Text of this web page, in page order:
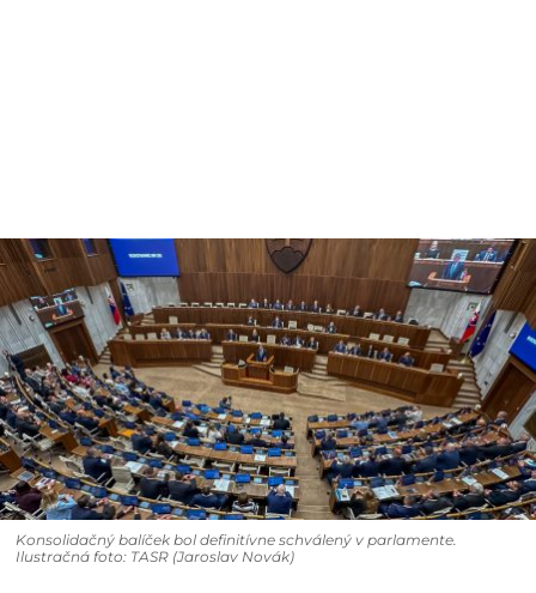
Konsolidačný balíček bol definitívne schválený v parlamente.
Ilustračná foto: TASR (Jaroslav Novák)